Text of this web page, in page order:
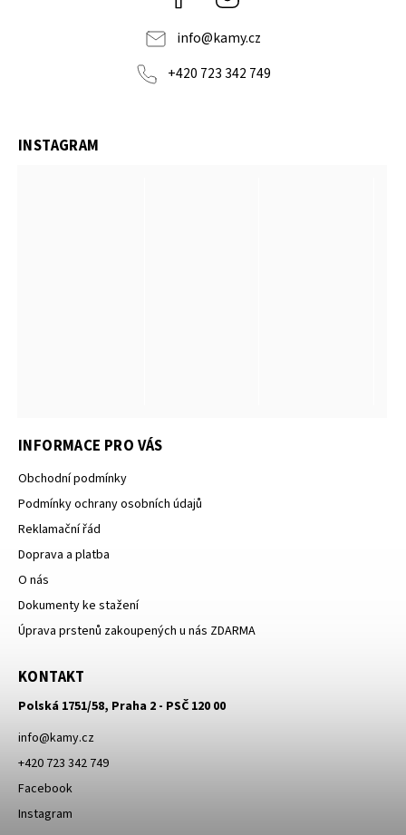
info@kamy.cz
+420 723 342 749
INFORMACE PRO VÁS
Obchodní podmínky
Podmínky ochrany osobních údajů
Reklamační řád
Doprava a platba
O nás
Dokumenty ke stažení
Úprava prstenů zakoupených u nás ZDARMA
KONTAKT
Polská 1751/58, Praha 2 - PSČ 120 00
info@kamy.cz
+420 723 342 749
Facebook
Instagram
INSTAGRAM